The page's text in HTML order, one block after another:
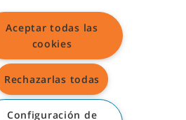
Mapa del sitio
Aceptar todas las
cookies
Rechazarlas todas
Configuración de